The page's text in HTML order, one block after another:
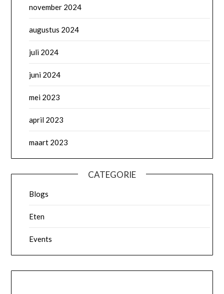
november 2024
augustus 2024
juli 2024
juni 2024
mei 2023
april 2023
maart 2023
CATEGORIE
Blogs
Eten
Events